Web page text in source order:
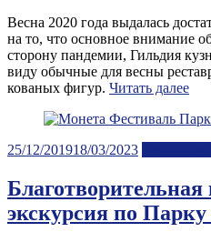
Весна 2020 года выдалась
на то, что основное внимание
сторону пандемии, Гильдия
виду обычные для весны
кованых фигур. Читать далее
Posted
25/12/201918/03/2023
Благотворительная
экскурсия по